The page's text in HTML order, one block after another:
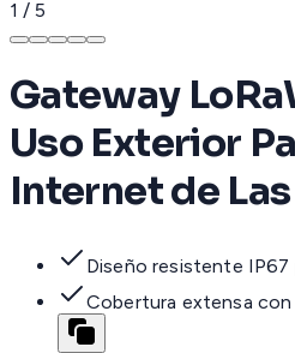
1 / 5
Gateway
Uso Exterior
Internet de
Diseño resistente IP67
Cobertura extensa con